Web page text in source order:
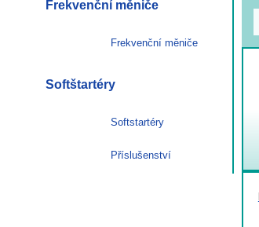
Frekvenční měniče
Frekvenční měniče
Softštartéry
Softstartéry
Příslušenství